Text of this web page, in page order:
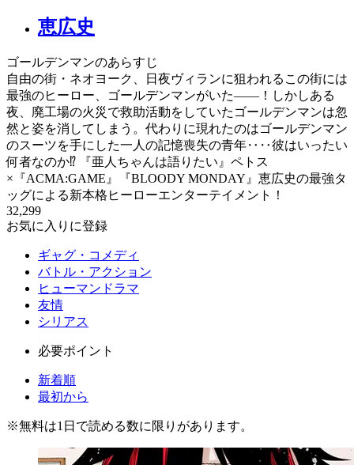
恵広史
ゴールデンマンのあらすじ
自由の街・ネオヨーク、日夜ヴィランに狙われるこの街には
最強のヒーロー、ゴールデンマンがいた――！しかしある
夜、廃工場の火災で救助活動をしていたゴールデンマンは忽
然と姿を消してしまう。代わりに現れたのはゴールデンマン
のスーツを手にした一人の記憶喪失の青年‥‥彼はいったい
何者なのか⁉ 『亜人ちゃんは語りたい』ペトス
×『ACMA:GAME』『BLOODY MONDAY』恵広史の最強タ
ッグによる新本格ヒーローエンターテイメント！
32,299
お気に入りに登録
ギャグ・コメディ
バトル・アクション
ヒューマンドラマ
友情
シリアス
必要ポイント
新着順
最初から
※無料は1日で読める数に限りがあります。